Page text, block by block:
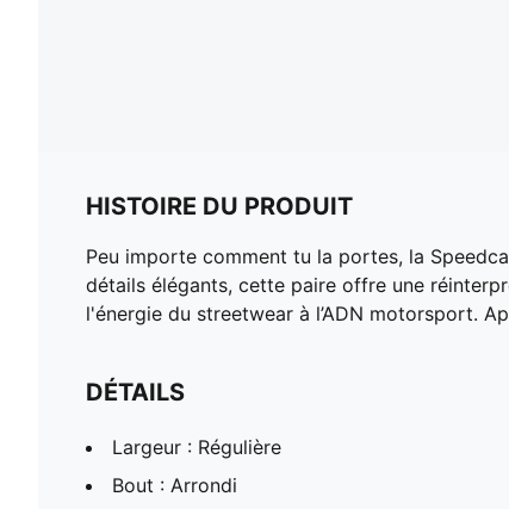
HISTOIRE DU PRODUIT
Peu importe comment tu la portes, la
détails élégants, cette paire offre une
l'énergie du streetwear à l’ADN motorsport.
DÉTAILS
Largeur : Régulière
Bout : Arrondi